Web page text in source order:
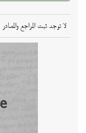
لا توجد ثبت المراجع والمصادر